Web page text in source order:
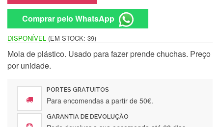
Comprar pelo WhatsApp
DISPONÍVEL (EM STOCK: 39)
Mola de plástico. Usado para fazer prende chuchas. Preço
por unidade.
PORTES GRATUITOS
Para encomendas a partir de 50€.
GARANTIA DE DEVOLUÇÃO
encomendar.